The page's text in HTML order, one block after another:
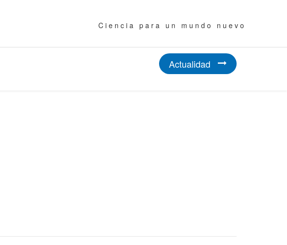
C i e n c i a p a r a u n m u n d o n u e v o
Actualidad